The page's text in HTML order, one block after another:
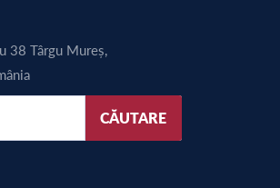
38 Târgu Mureș,
CĂUTARE